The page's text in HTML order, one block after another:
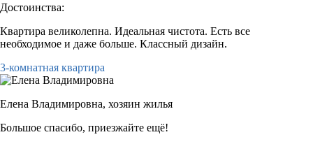
Достоинства:
Квартира великолепна. Идеальная чистота. Есть все
необходимое и даже больше. Классный дизайн.
3-комнатная квартира
Елена Владимировна, хозяин жилья
Большое спасибо, приезжайте ещё!